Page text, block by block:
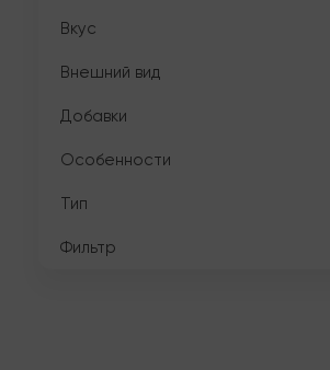
Вкус
Внешний вид
Добавки
Особенности
Тип
Фильтр